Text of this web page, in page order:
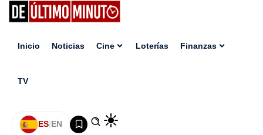
Inicio Noticias Cine Loterías Finanzas
TV
ES|EN